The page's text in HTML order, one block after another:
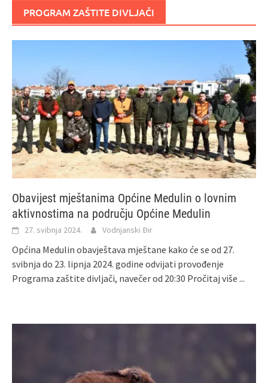
PROGRAM ZAŠTITE DIVLJAČI
Obavijest mještanima Općine Medulin o lovnim
aktivnostima na području Općine Medulin
27. svibnja 2024. Vodnjanski Đir
Općina Medulin obavještava mještane kako će se od 27.
svibnja do 23. lipnja 2024. godine odvijati provođenje
Programa zaštite divljači, navečer od 20:30 Pročitaj više ...